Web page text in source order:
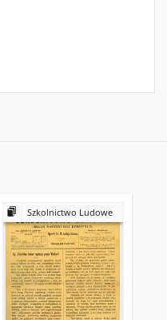
Szkolnictwo Ludowe